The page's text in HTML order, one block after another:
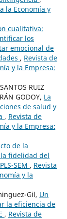
la Economía y
cualitativa:
los
emocional de
, Revista de
y la Empresa:
RUIZ
GODOY, La
de salud y
, Revista de
y la Empresa:
de la
fidelidad del
SEM , Revista
y la
Gil, Un
la eficiencia de
, Revista de